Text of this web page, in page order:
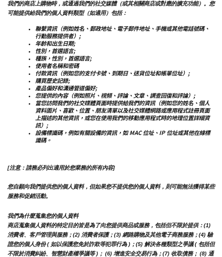
我們的商店上購物時，或通過我們的社交媒體（或其相關商店或對應的擴充功能）。您
可能提供給我們的個人資料類型（如適用）包括：
聯繫資訊（例如姓名、郵政地址、電子郵件地址、手機或其他電話號碼、
行動服務提供者）;
年齡和出生日期;
性別，首選語言;
種族，性別，首選語言;
使用者名稱和密碼
付款資訊（例如您的支付卡號、到期日、送貨位址和帳單位址）;
購買歷史記錄;
產品偏好和溝通管道偏好;
您提供的內容（例如照片、視頻、評論、文章、調查回復和評論）;
當您訪問我們的社交媒體頁面時提供給我們的資訊（例如您的姓名、個人
資料圖片、喜歡、位置、朋友清單以及社交媒體網路或應用程式註冊頁面
上描述的其他資訊，或您在使用我們的移動應用程式時的地理位置詳細資
訊）;
設備標識碼，例如有關設備的資訊，如 MAC 位址、IP 位址或其他在線標
識碼。
[注意：請務必列出適用於您業務的所有內容]
您自願向我們提供您的個人資料，但如果您不提供您的個人資料，則可能無法獲得某些
服務和促銷活動。
我們為什麼蒐集您的個人資料
商店蒐集個人資料的特定目的皆是為了向您提供商品或服務，包括但不限於提供：(1)
消費者、客戶管理與服務；(2) 消費者保護；(3) 網路購物及其他電子商務服務；(4) 驗
證您的個人身份 ( 如以保護您免於詐欺等犯罪行為 )；(5) 解決各種類型之爭議 ( 包括但
不限於消費糾紛、智慧財產權爭議等 )； (6) 增進安全交易行為；(7) 收取債務； (8) 通